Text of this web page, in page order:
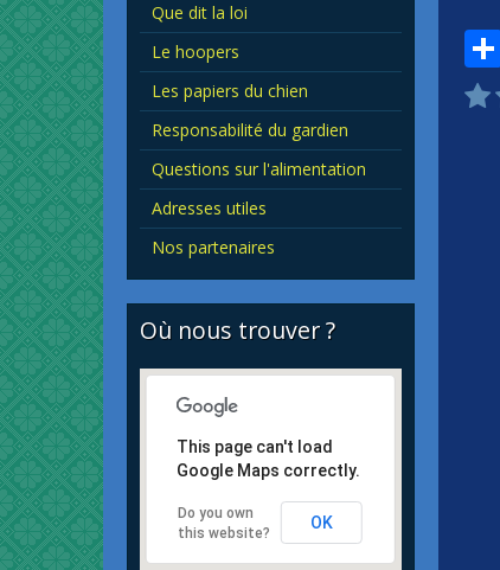
Que dit la loi
Le hoopers
Les papiers du chien
Responsabilité du gardien
Questions sur l'alimentation
Adresses utiles
Nos partenaires
Où nous trouver ?
This page can't load
Google Maps correctly.
Do you own
this website?
OK